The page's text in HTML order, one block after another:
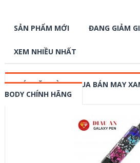
SẢN PHẨM MỚI ĐANG GIẢM
XEM NHIỀU NHẤT
MÁY XĂM HÌNH, MUA BÁN MAY
BODY CHÍNH HÃNG